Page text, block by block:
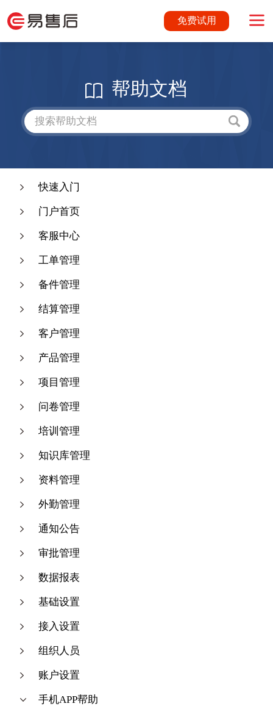
免费试用
帮助文档
快速入门
门户首页
客服中心
工单管理
备件管理
结算管理
客户管理
产品管理
项目管理
问卷管理
培训管理
知识库管理
资料管理
外勤管理
通知公告
审批管理
数据报表
基础设置
接入设置
组织人员
账户设置
手机APP帮助